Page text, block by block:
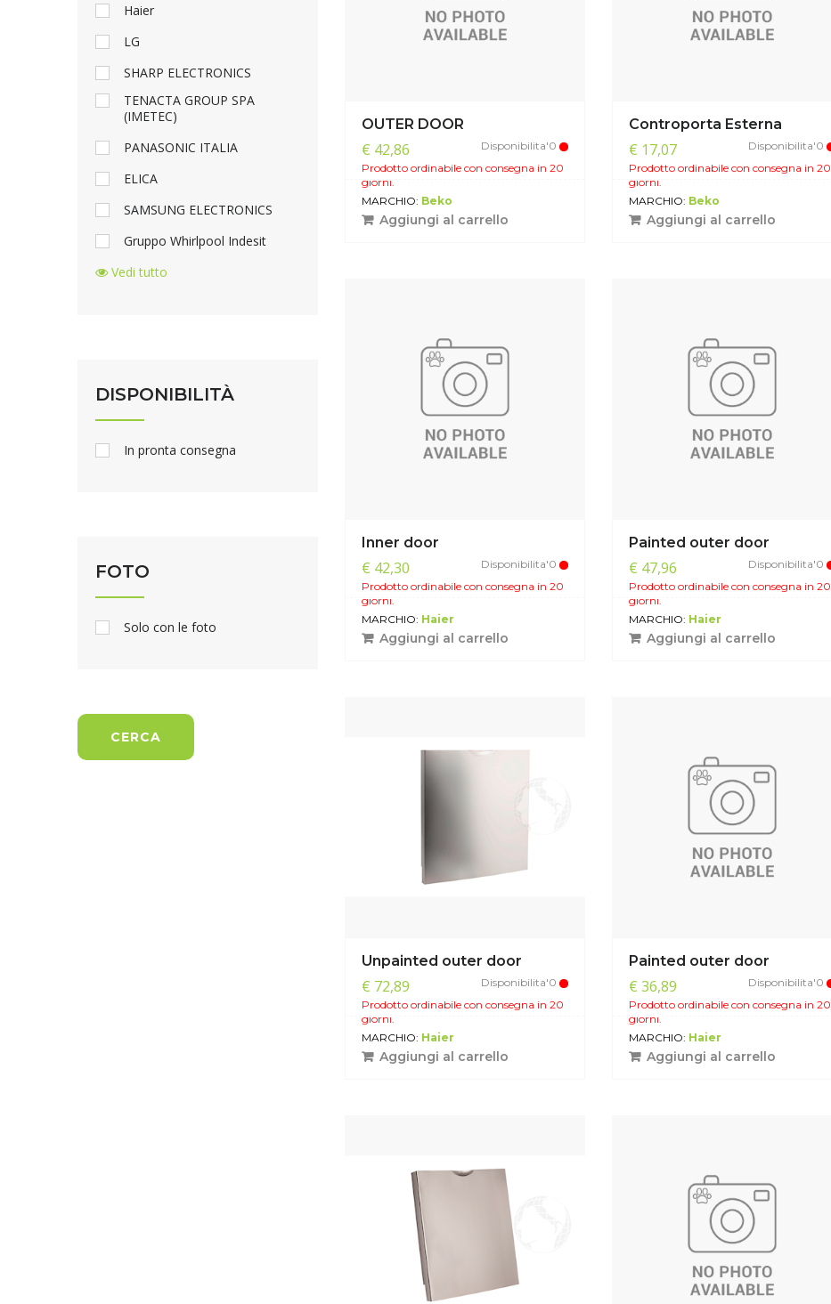
OUTER DOOR
€ 42,86
Disponibilita'0
Prodotto ordinabile con consegna in 20
giorni.
MARCHIO: Beko
Aggiungi al carrello
Controporta Esterna
€ 17,07
Disponibilita'0
Prodotto ordinabile con consegna in 20
giorni.
MARCHIO: Beko
Aggiungi al carrello
Inner door
€ 42,30
Disponibilita'0
Prodotto ordinabile con consegna in 20
giorni.
MARCHIO: Haier
Aggiungi al carrello
Painted outer door
€ 47,96
Disponibilita'0
Prodotto ordinabile con consegna in 20
giorni.
MARCHIO: Haier
Aggiungi al carrello
Unpainted outer door
€ 72,89
Disponibilita'0
Prodotto ordinabile con consegna in 20
giorni.
MARCHIO: Haier
Aggiungi al carrello
Painted outer door
€ 36,89
Disponibilita'0
Prodotto ordinabile con consegna in 20
giorni.
MARCHIO: Haier
Aggiungi al carrello
Haier
LG
SHARP ELECTRONICS
TENACTA GROUP SPA
(IMETEC)
PANASONIC ITALIA
ELICA
SAMSUNG ELECTRONICS
Gruppo Whirlpool Indesit
Vedi tutto
DISPONIBILITÀ
In pronta consegna
FOTO
Solo con le foto
CERCA